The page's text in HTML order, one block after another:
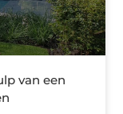
van een